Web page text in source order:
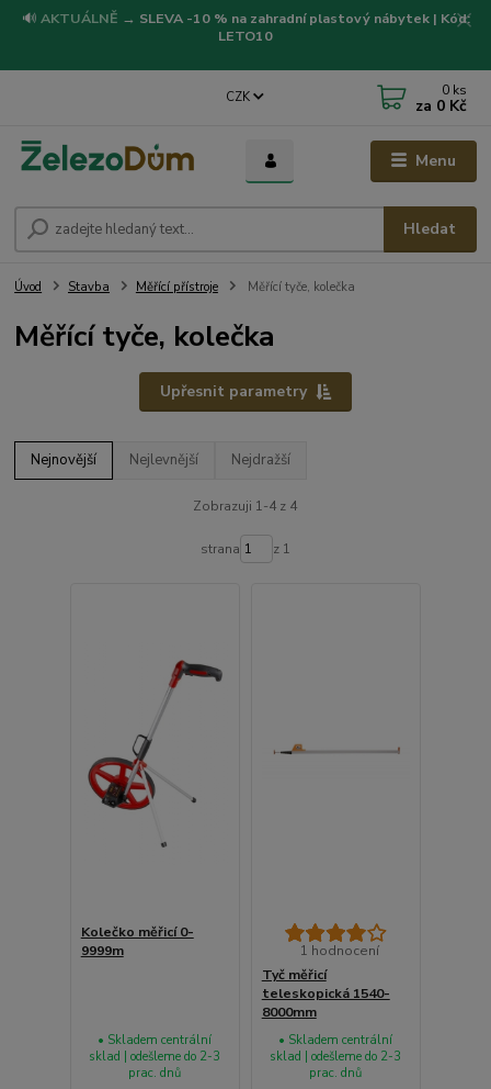
🔊 AKTUÁLNĚ → SLEVA -10 % na zahradní plastový nábytek | Kód:
LETO10
Menu
CZK
Hledat
0 ks
za 0 Kč
Úvod Stavba Měřící přístroje Měřící tyče, kolečka
Měřící tyče, kolečka
Upřesnit parametry
Nejnovější Nejlevnější Nejdražší
Zobrazuji 1-4 z 4
strana z 1
Kolečko měřicí 0-
9999m
• Skladem centrální
sklad | odešleme do 2-3
prac. dnů
1 hodnocení
Tyč měřicí
teleskopická 1540-
8000mm
• Skladem centrální
sklad | odešleme do 2-3
prac. dnů